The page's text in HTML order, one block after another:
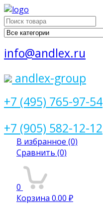
Поиск
для:
info@andlex.ru
andlex-group
+7 (495) 765-97-54
+7 (905) 582-12-12
В избранное (0)
Сравнить (0)
0
Корзина 0.00 ₽